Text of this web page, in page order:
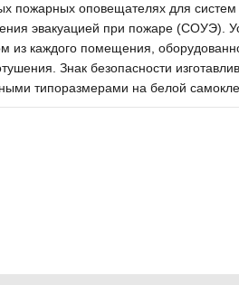
пожарных оповещателях для
эвакуацией при пожаре (СОУЭ).
из каждого помещения,
Знак безопасности
типоразмерами на белой